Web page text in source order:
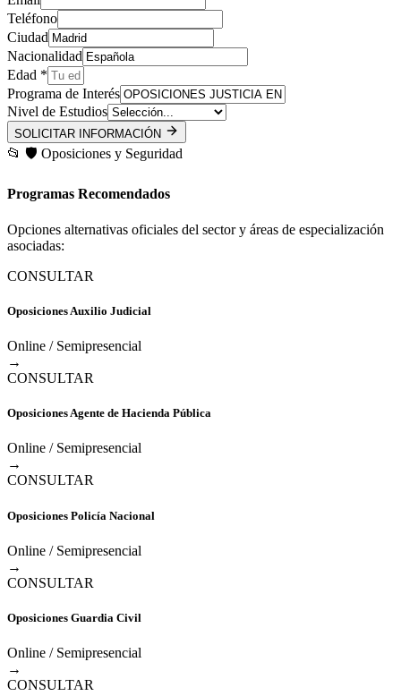
Teléfono
Ciudad
Nacionalidad
Edad *
Programa de Interés
Nivel de Estudios
SOLICITAR INFORMACIÓN
📂 🛡️ Oposiciones y Seguridad
Programas Recomendados
Opciones alternativas oficiales del sector y áreas de especialización
asociadas:
CONSULTAR
Oposiciones Auxilio Judicial
Online / Semipresencial
→
CONSULTAR
Oposiciones Agente de Hacienda Pública
Online / Semipresencial
→
CONSULTAR
Oposiciones Policía Nacional
Online / Semipresencial
→
CONSULTAR
Oposiciones Guardia Civil
Online / Semipresencial
→
CONSULTAR